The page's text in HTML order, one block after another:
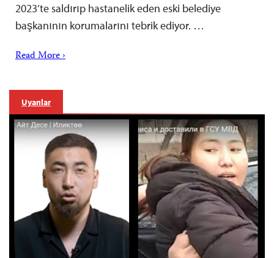
2023’te saldırıp hastanelik eden eski belediye
başkanının korumalarını tebrik ediyor. …
Read More ›
Uyarılar